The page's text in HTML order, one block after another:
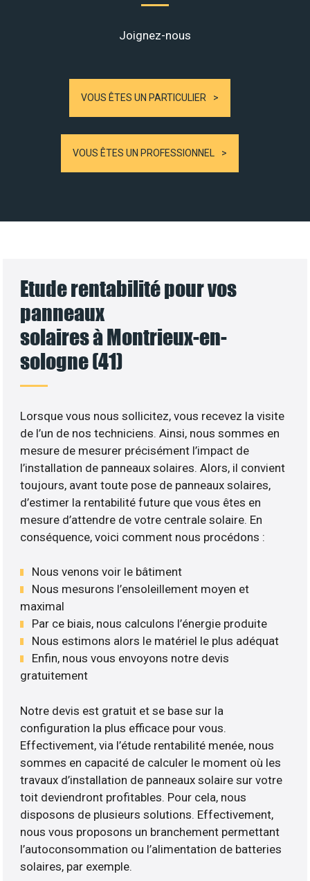
Joignez-nous
VOUS ÊTES UN PARTICULIER
VOUS ÊTES UN PROFESSIONNEL
Etude rentabilité pour vos
panneaux
solaires à Montrieux-en-
sologne (41)
Lorsque vous nous sollicitez, vous recevez la visite
de l’un de nos techniciens. Ainsi, nous sommes en
mesure de mesurer précisément l’impact de
l’installation de panneaux solaires. Alors, il convient
toujours, avant toute pose de panneaux solaires,
d’estimer la rentabilité future que vous êtes en
mesure d’attendre de votre centrale solaire. En
conséquence, voici comment nous procédons :
Nous venons voir le bâtiment
Nous mesurons l’ensoleillement moyen et
maximal
Par ce biais, nous calculons l’énergie produite
Nous estimons alors le matériel le plus adéquat
Enfin, nous vous envoyons notre devis
gratuitement
Notre devis est gratuit et se base sur la
configuration la plus efficace pour vous.
Effectivement, via l’étude rentabilité menée, nous
sommes en capacité de calculer le moment où les
travaux d’installation de panneaux solaire sur votre
toit deviendront profitables. Pour cela, nous
disposons de plusieurs solutions. Effectivement,
nous vous proposons un branchement permettant
l’autoconsommation ou l’alimentation de batteries
solaires, par exemple.